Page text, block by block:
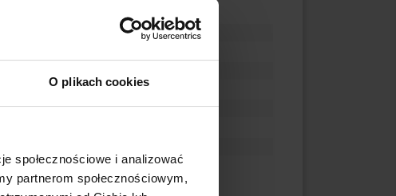
O plikach cookies
społecznościowe i analizować
partnerom społecznościowym,
≤ 150 [°C]
quer 3 + 2 mm
1.7 [kg]